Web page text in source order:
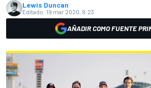
Lewis Duncan
Editado: 19 mar 2020, 9:23
AÑADIR COMO FUENTE